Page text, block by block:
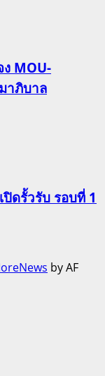
MOU-
าภิบาล
ดรั้วรับ รอบที่ 1
by AF